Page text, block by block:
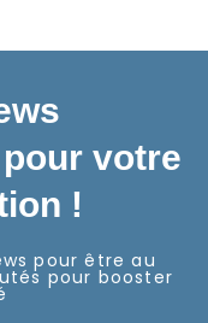
votre
!
pour être au
pour booster